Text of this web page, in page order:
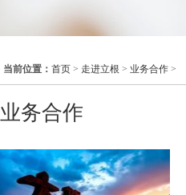
当前位置： 首页 > 走进立根 > 业务合作 >
业务合作